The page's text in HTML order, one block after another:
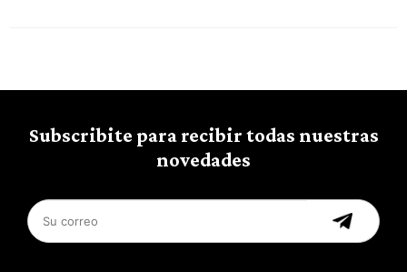
Subscribite para recibir todas nuestras
novedades